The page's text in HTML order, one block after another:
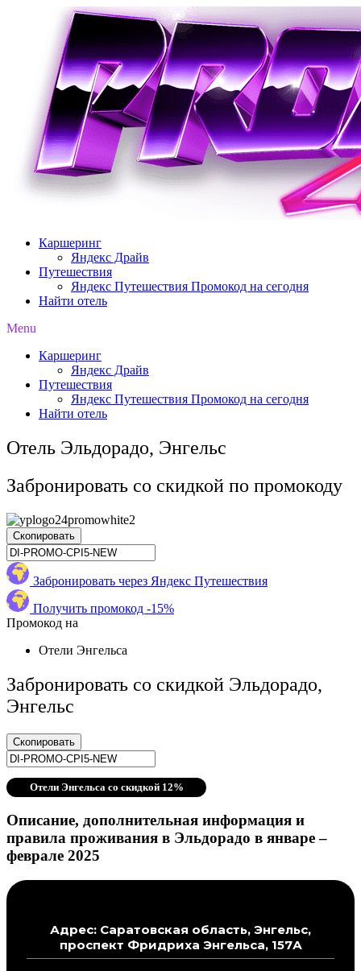
содержимому
Каршеринг
Яндекс Драйв
Путешествия
Яндекс Путешествия Промокод на сегодня
Найти отель
Menu
Каршеринг
Яндекс Драйв
Путешествия
Яндекс Путешествия Промокод на сегодня
Найти отель
Отель Эльдорадо, Энгельс
Забронировать со скидкой по промокоду
Скопировать
Забронировать через Яндекс Путешествия
Получить промокод -15%
Промокод на
Отели Энгельса
Забронировать со скидкой Эльдорадо,
Энгельс
Скопировать
Отели Энгельса со скидкой 12%
Описание, дополнительная информация и
правила проживания в Эльдорадо в январе –
феврале 2025
Адрес: Саратовская область, Энгельс,
проспект Фридриха Энгельса, 157А